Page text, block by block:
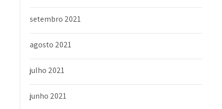
setembro 2021
agosto 2021
julho 2021
junho 2021